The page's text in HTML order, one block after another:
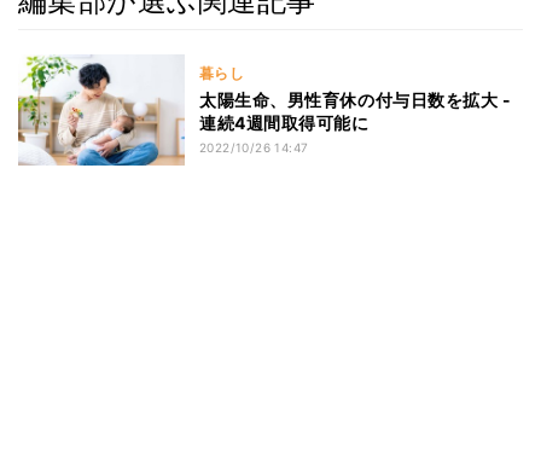
暮らし
太陽生命、男性育休の付与日数を拡大 -
連続4週間取得可能に
2022/10/26 14:47